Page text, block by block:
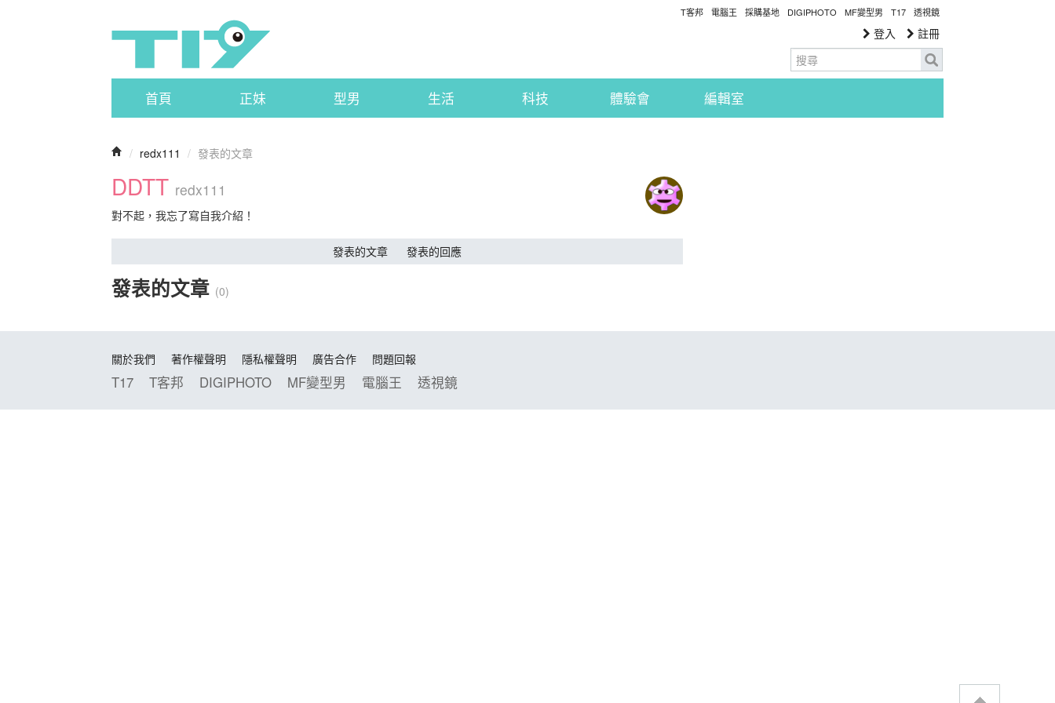
T客邦 電腦王 採購基地 DIGIPHOTO MF變型男 T17 透視鏡
登入 註冊
首頁 正妹 型男 生活 科技 體驗會 編輯室
/ redx111 / 發表的文章
DDTT redx111
對不起，我忘了寫自我介紹！
發表的文章 發表的回應
發表的文章 (0)
關於我們 著作權聲明 隱私權聲明 廣告合作 問題回報
T17 T客邦 DIGIPHOTO MF變型男 電腦王 透視鏡